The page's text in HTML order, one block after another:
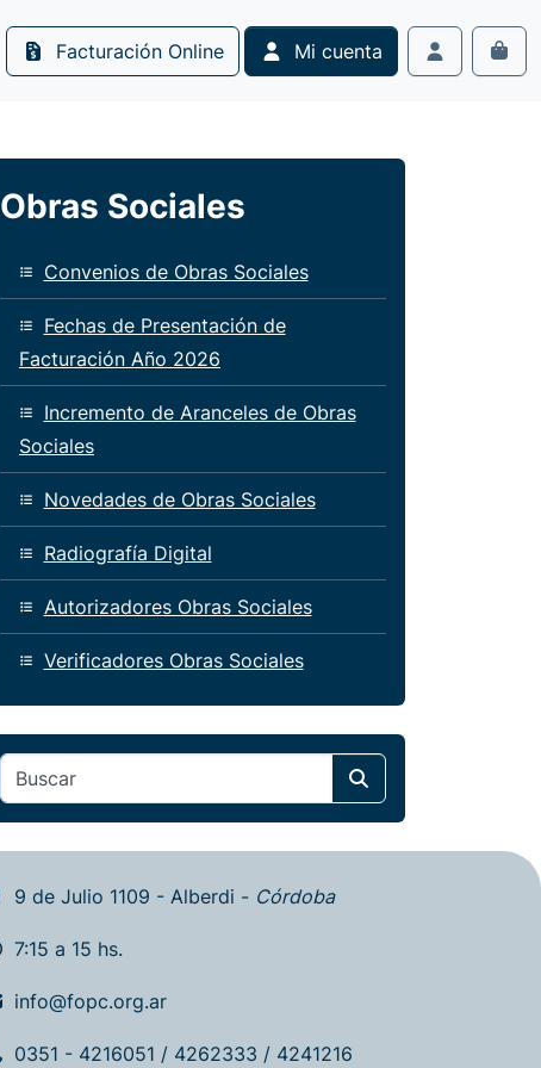
Facturación Online
Mi cuenta
Account
Cart
Obras Sociales
Convenios de Obras Sociales
Fechas de Presentación de
Facturación Año 2026
Incremento de Aranceles de Obras
Sociales
Novedades de Obras Sociales
Radiografía Digital
Autorizadores Obras Sociales
Verificadores Obras Sociales
9 de Julio 1109 - Alberdi - Córdoba
7:15 a 15 hs.
info@fopc.org.ar
0351 - 4216051 / 4262333 / 4241216